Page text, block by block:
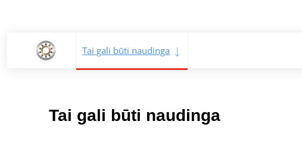
Tai gali būti naudinga
Tai gali būti naudinga